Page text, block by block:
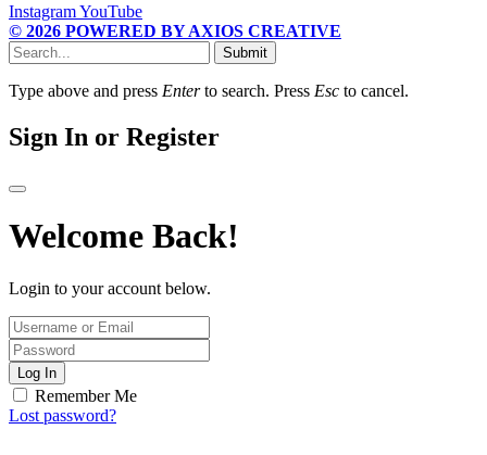
InstagramYouTube
© 2026 POWERED BY AXIOS CREATIVE
Submit
Type above and press Enterto search. Press Esc to cancel.
Sign In or Register
Welcome Back!
Login to your account below.
Log In
Remember Me
Lost password?